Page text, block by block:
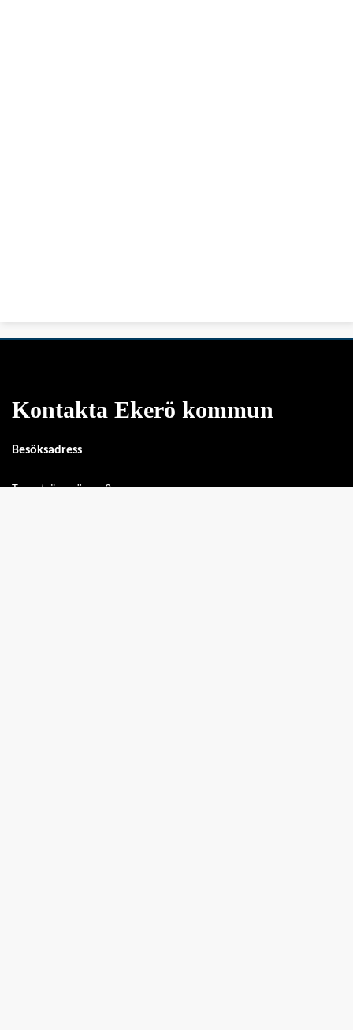
Kontakta Ekerö kommun
Besöksadress
Tappströmsvägen 2